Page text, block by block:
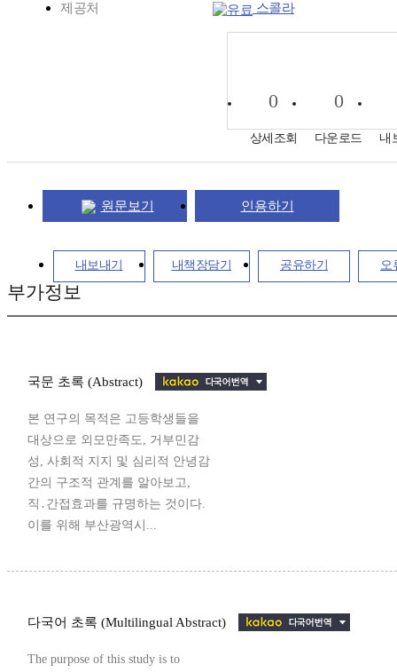
제공처 스콜라
0
상세조회
0
다운로드 내
원문보기 인용하기
내보내기 내책장담기 공유하기 오
부가정보
국문 초록 (Abstract)
본 연구의 목적은 고등학생들을
대상으로 외모만족도, 거부민감
성, 사회적 지지 및 심리적 안녕감
간의 구조적 관계를 알아보고,
직․간접효과를 규명하는 것이다.
이를 위해 부산광역시...
다국어 초록 (Multilingual Abstract)
The purpose of this study is to